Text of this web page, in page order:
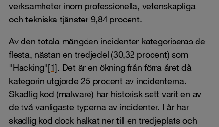
verksamheter inom professionella, vetenskapliga
och tekniska tjänster 9,84 procent.
Av den totala mängden incidenter kategoriseras de
flesta, nästan en tredjedel (30,32 procent) som
"Hacking"[1]. Det är en ökning från förra året då
kategorin utgjorde 25 procent av incidenterna.
Skadlig kod (malware) har historisk sett varit en av
de två vanligaste typerna av incidenter. I år har
skadlig kod dock halkat ner till en tredjeplats och